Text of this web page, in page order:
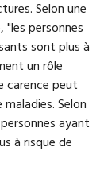
Selon une
"les personnes
sont plus à
un rôle
carence peut
Selon
ayant
à risque de